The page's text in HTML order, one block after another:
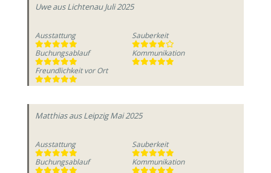
Uweaus Lichtenau Juli 2025
Ausstattung
Sauberkeit
Buchungsablauf
Kommunikation
Freundlichkeit vor Ort
Matthiasaus Leipzig Mai 2025
Ausstattung
Sauberkeit
Buchungsablauf
Kommunikation